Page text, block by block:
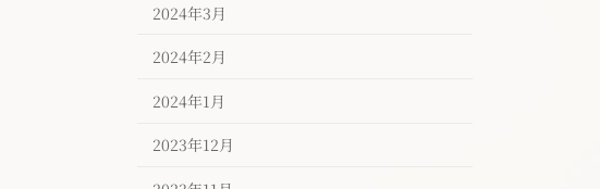
2024年3月
2024年2月
2024年1月
2023年12月